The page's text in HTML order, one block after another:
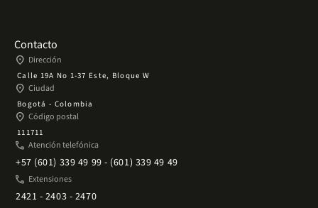
Contacto
place Dirección
Calle 19A No 1-37 Este, Bloque W
place Ciudad
Bogotá - Colombia
place Código postal
111711
phone Atención telefónica
+57 (601) 339 49 99 - (601) 339 49 49
phone Extensiones
2421 - 2403 - 2470